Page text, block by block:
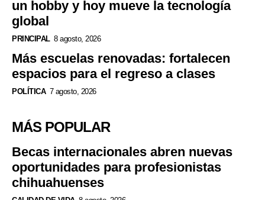
un hobby y hoy mueve la tecnología
global
PRINCIPAL 8 agosto, 2026
Más escuelas renovadas: fortalecen
espacios para el regreso a clases
POLÍTICA 7 agosto, 2026
MÁS POPULAR
Becas internacionales abren nuevas
oportunidades para profesionistas
chihuahuenses